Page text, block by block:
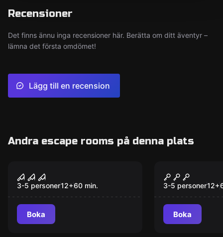
Recensioner
Det finns ännu inga recensioner här. Berätta om ditt äventyr –
lämna det första omdömet!
Lägg till en recension
Andra escape rooms på denna plats
District: Blackford
Asylum
3-5 personer12+60 min.
Boka
District:
Phoenix
3-5 personer12+
Boka